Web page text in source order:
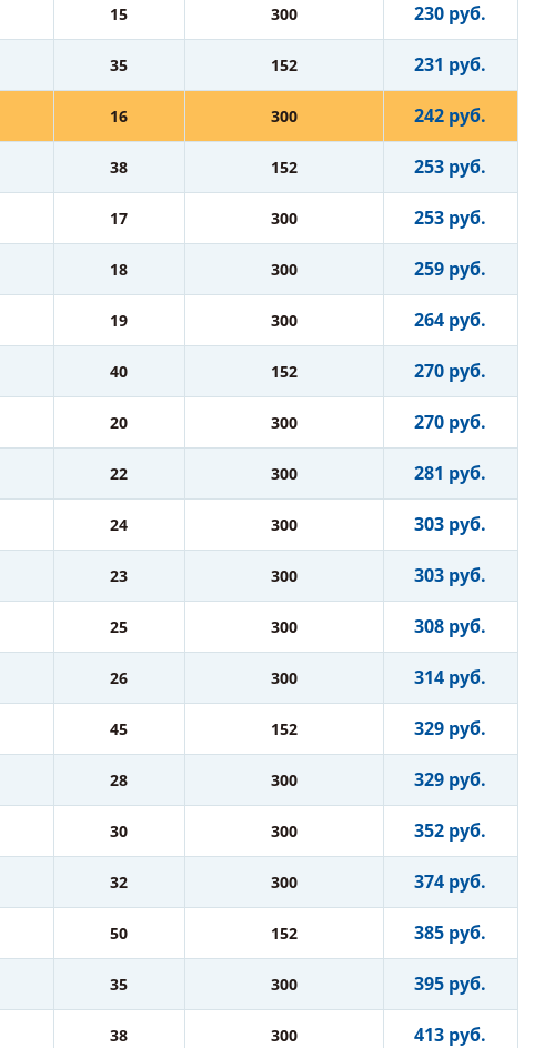
15 300 230 руб.
35 152 231 руб.
16 300 242 руб.
38 152 253 руб.
17 300 253 руб.
18 300 259 руб.
19 300 264 руб.
40 152 270 руб.
20 300 270 руб.
22 300 281 руб.
24 300 303 руб.
23 300 303 руб.
25 300 308 руб.
26 300 314 руб.
45 152 329 руб.
28 300 329 руб.
30 300 352 руб.
32 300 374 руб.
50 152 385 руб.
35 300 395 руб.
38 300 413 руб.